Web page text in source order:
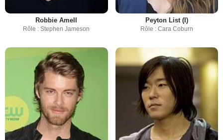
Robbie Amell
Rôle : Stephen Jameson
Peyton List (I)
Rôle : Cara Coburn